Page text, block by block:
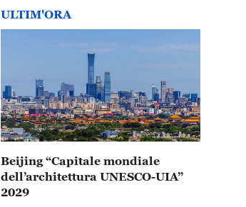
ULTIM'ORA
Beijing “Capitale mondiale
dell’architettura UNESCO-UIA”
2029